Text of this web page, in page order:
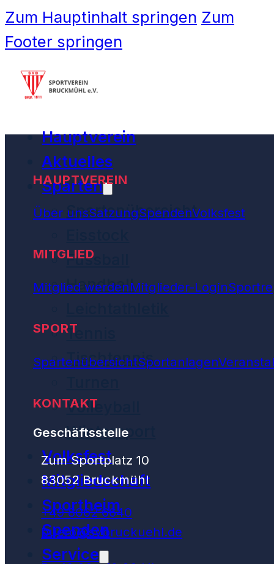
Zum Hauptinhalt springen Zum
Footer springen
Hauptverein
Aktuelles
Sparten
Spartenübersicht
Fussball
Handball
Tennis
Tischtennis
Volleyball
Wintersport
Volksfest
Mitgliedschaft
Sportheim
Spenden
Service
HAUPTVEREIN
Über unsSatzungSpendenVolksfest
MITGLIED
Mitglied werdenMitglieder-Login
SPORT
SpartenübersichtSportanlagen
KONTAKT
Geschäftsstelle
Zum Sportplatz 10
83052 Bruckmühl
+49 8062 6640
buero@svbruckuehl.de